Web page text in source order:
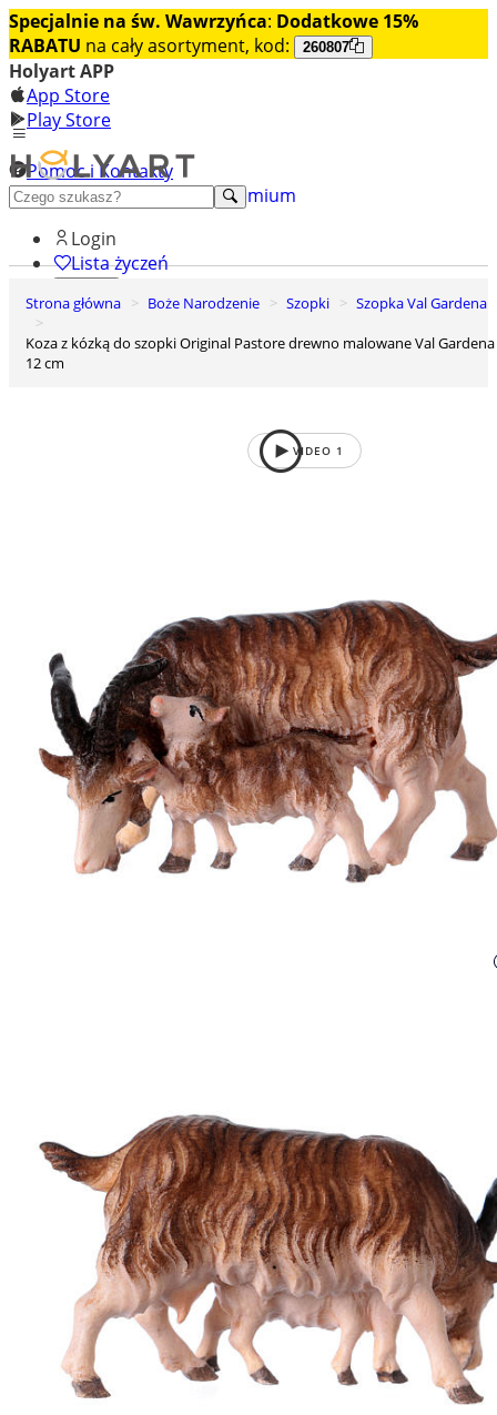
Specjalnie na św. Wawrzyńca: Dodatkowe 15%
RABATU na cały asortyment, kod: 260807
Holyart APP
App Store
Play Store
Pomoc i Kontakty
+48 222 922 860
Odkryj premium
Login
Lista życzeń
0
Strona główna Boże Narodzenie Szopki
Szopka Val Gardena
Koza z kózką do szopki Original Pastore drewno malowane Val Gardena
12 cm
VIDEO 1